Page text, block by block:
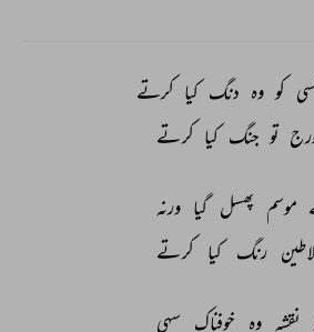
کو وہ دنگ کیا کرتے
تو جنگ کیا کرتے
موسم پھسل گیا ورنہ
رنگ کیا کرتے
نقشہ وہ خوفناک سہی